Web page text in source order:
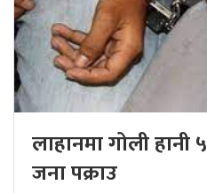
लाहानमा गोली हानी
जना पक्राउ